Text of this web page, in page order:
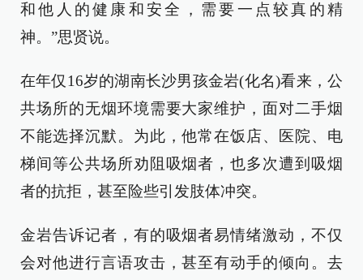
和他人的健康和安全，需要一点较真的精
神。”思贤说。
在年仅16岁的湖南长沙男孩金岩(化名)看来，公
共场所的无烟环境需要大家维护，面对二手烟
不能选择沉默。为此，他常在饭店、医院、电
梯间等公共场所劝阻吸烟者，也多次遭到吸烟
者的抗拒，甚至险些引发肢体冲突。
金岩告诉记者，有的吸烟者易情绪激动，不仅
会对他进行言语攻击，甚至有动手的倾向。去